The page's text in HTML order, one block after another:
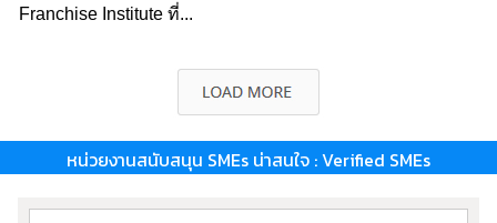
Franchise Institute ที่...
หน่วยงานสนับสนุน SMEs น่าสนใจ : Verified SMEs